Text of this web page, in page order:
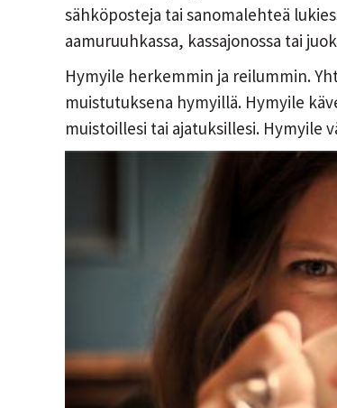
sähköposteja tai sanomalehteä
aamuruuhkassa, kassajonossa tai
Hymyile herkemmin ja reilummin.
muistutuksena hymyillä. Hymyile
muistoillesi tai ajatuksillesi. Hymyile